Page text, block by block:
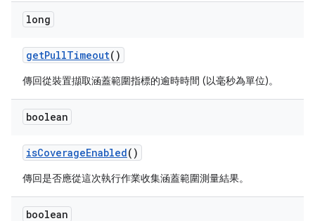
long
getPullTimeout()
傳回從裝置擷取涵蓋範圍指標的逾時時間 (以毫秒為單位)。
boolean
isCoverageEnabled()
傳回是否應從這次執行作業收集涵蓋範圍測量結果。
boolean